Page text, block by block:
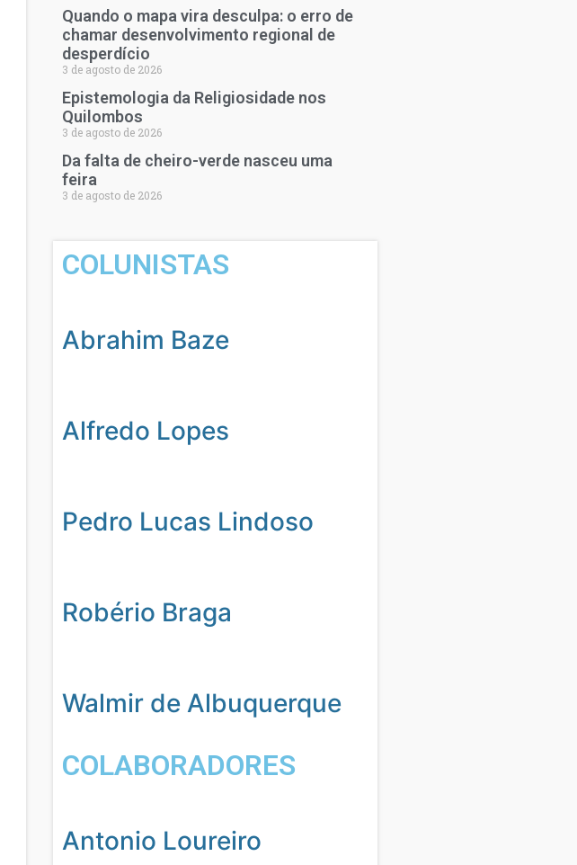
Quando o mapa vira desculpa: o erro de
chamar desenvolvimento regional de
desperdício
3 de agosto de 2026
Epistemologia da Religiosidade nos
Quilombos
3 de agosto de 2026
Da falta de cheiro-verde nasceu uma
feira
3 de agosto de 2026
COLUNISTAS
Abrahim Baze
Alfredo Lopes
Pedro Lucas Lindoso
Robério Braga
Walmir de Albuquerque
COLABORADORES
Antonio Loureiro